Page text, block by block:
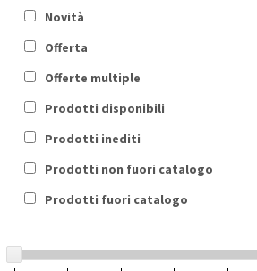
Novità
Offerta
Offerte multiple
Prodotti disponibili
Prodotti inediti
Prodotti non fuori catalogo
Prodotti fuori catalogo